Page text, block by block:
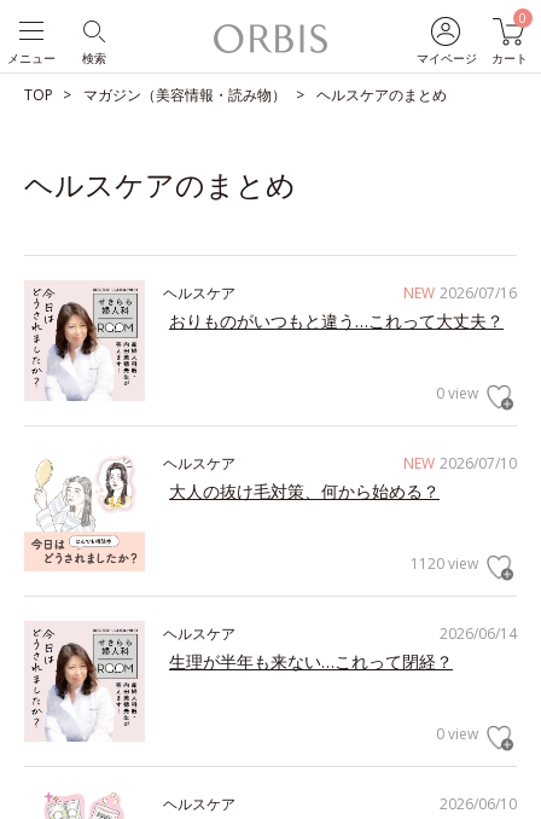
マイページ
0
カート
検索
メニュー
TOP マガジン（美容情報・読み物） ヘルスケアのまとめ
ヘルスケアのまとめ
NEW 2026/07/16
ヘルスケア
おりものがいつもと違う…これって大丈夫？
0 view
NEW 2026/07/10
ヘルスケア
大人の抜け毛対策、何から始める？
1120 view
2026/06/14
ヘルスケア
生理が半年も来ない…これって閉経？
0 view
2026/06/10
ヘルスケア